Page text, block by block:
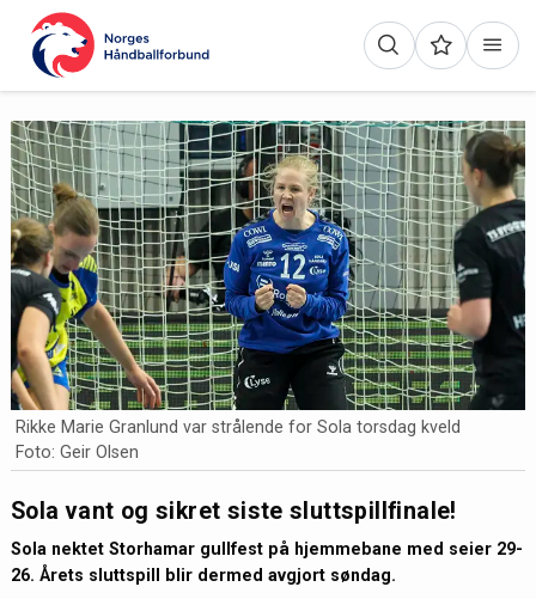
Rikke Marie Granlund var strålende for Sola torsdag kveld
Foto: Geir Olsen
Sola vant og sikret siste sluttspillfinale!
Sola nektet Storhamar gullfest på hjemmebane med seier 29-
26. Årets sluttspill blir dermed avgjort søndag.